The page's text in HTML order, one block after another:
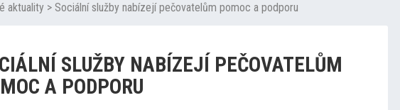
aktuality > Sociální služby nabízejí pečovatelům pomoc a podporu
SLUŽBY NABÍZEJÍ PEČOVATELŮM
A PODPORU